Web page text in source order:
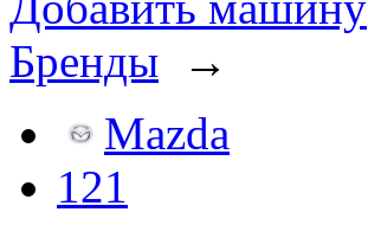
Бренды →
Mazda
121